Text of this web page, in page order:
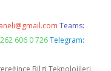
Teams:
606 0 726 Telegram:
Bilgi Teknolojileri